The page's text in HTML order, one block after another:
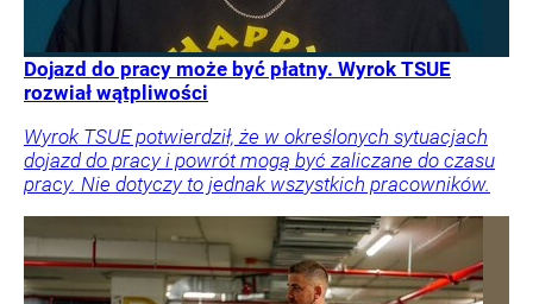
Dojazd do pracy może być płatny. Wyrok TSUE
rozwiał wątpliwości
Wyrok TSUE potwierdził, że w określonych sytuacjach
dojazd do pracy i powrót mogą być zaliczane do czasu
pracy. Nie dotyczy to jednak wszystkich pracowników.